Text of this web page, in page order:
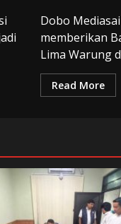
Dobo
memberikan
Lima Warung
Read More